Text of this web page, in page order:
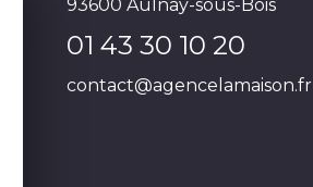
93600 Aulnay-sous-Bois
01 43 30 10 20
contact@agencelamaison.fr